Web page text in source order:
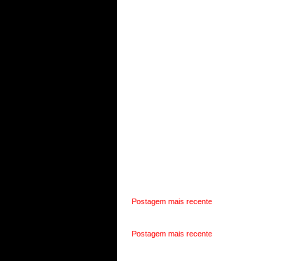
Postagem mais recente
Postagem mais recente